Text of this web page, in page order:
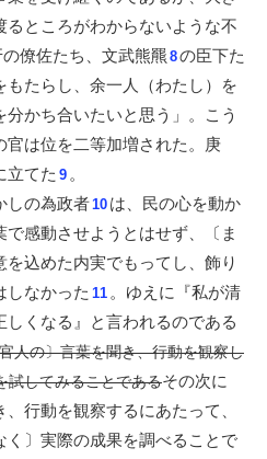
ところがわからないような不
僚佐たち、文武熊羆 8の臣下た
たらし、余一人（わたし）を
かち合いたいと思う」。こう
官は位を二等加増された。庚
立てた 9 。
しの為政者10 は、民の心を動か
感動させようとはせず、〔ま
込めた内実でもってし、飾り
しなかった 11 。ゆえに『私が清
くなる』と言われるのである
人の〕言葉を聞き、行動を観察し
試してみることであるその次に
、行動を観察するにあたって、
く〕実際の成果を調べることで